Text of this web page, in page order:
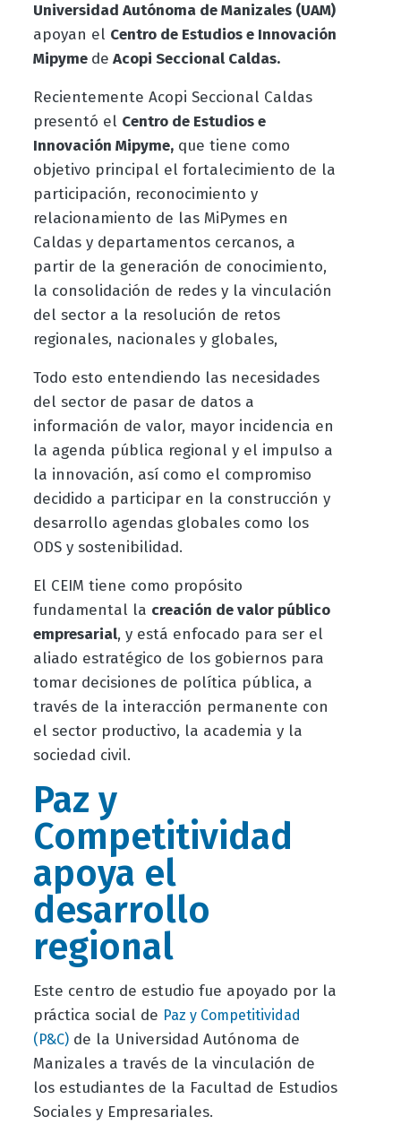
Universidad Autónoma de Manizales (UAM)
apoyan el Centro de Estudios e Innovación
Mipyme de Acopi Seccional Caldas.
Recientemente Acopi Seccional Caldas
presentó el Centro de Estudios e
Innovación Mipyme,que tiene como
objetivo principal el fortalecimiento de la
participación, reconocimiento y
relacionamiento de las MiPymes en
Caldas y departamentos cercanos, a
partir de la generación de conocimiento,
la consolidación de redes y la vinculación
del sector a la resolución de retos
regionales, nacionales y globales,
Todo esto entendiendo las necesidades
del sector de pasar de datos a
información de valor, mayor incidencia en
la agenda pública regional y el impulso a
la innovación, así como el compromiso
decidido a participar en la construcción y
desarrollo agendas globales como los
ODS y sostenibilidad.
El CEIM tiene como propósito
fundamental la creación de valor público
empresarial, y está enfocado para ser el
aliado estratégico de los gobiernos para
tomar decisiones de política pública, a
través de la interacción permanente con
el sector productivo, la academia y la
sociedad civil.
Paz y
Competitividad
apoya el
desarrollo
regional
Este centro de estudio fue apoyado por la
práctica social de Paz y Competitividad
(P&C)de la Universidad Autónoma de
Manizales a través de la vinculación de
los estudiantes de la Facultad de Estudios
Sociales y Empresariales.